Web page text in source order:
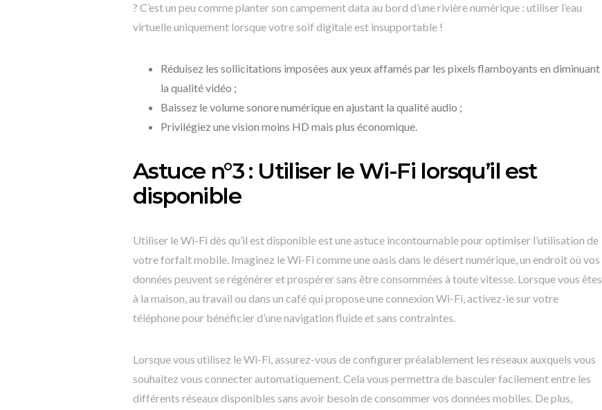
? C’est un peu comme planter son campement data au bord d’une rivière numérique : utiliser l’eau
virtuelle uniquement lorsque votre soif digitale est insupportable !
Réduisez les sollicitations imposées aux yeux affamés par les pixels flamboyants en diminuant
la qualité vidéo ;
Baissez le volume sonore numérique en ajustant la qualité audio ;
Privilégiez une vision moins HD mais plus économique.
Astuce n°3 : Utiliser le Wi-Fi lorsqu’il est
disponible
Utiliser le Wi-Fi dès qu’il est disponible est une astuce incontournable pour optimiser l’utilisation de
votre forfait mobile. Imaginez le Wi-Fi comme une oasis dans le désert numérique, un endroit où vos
données peuvent se régénérer et prospérer sans être consommées à toute vitesse. Lorsque vous êtes
à la maison, au travail ou dans un café qui propose une connexion Wi-Fi, activez-le sur votre
téléphone pour bénéficier d’une navigation fluide et sans contraintes.
Lorsque vous utilisez le Wi-Fi, assurez-vous de configurer préalablement les réseaux auxquels vous
souhaitez vous connecter automatiquement. Cela vous permettra de basculer facilement entre les
différents réseaux disponibles sans avoir besoin de consommer vos données mobiles. De plus,